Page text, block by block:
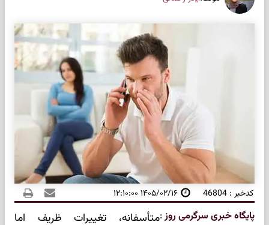
کدخبر : 46804 ۱۴۰۵/۰۲/۱۶ ۱۲:۱۰:۰۰
پایگاه خبری سرگرمی روز:متأسفانه، تغییرات ظریف اما